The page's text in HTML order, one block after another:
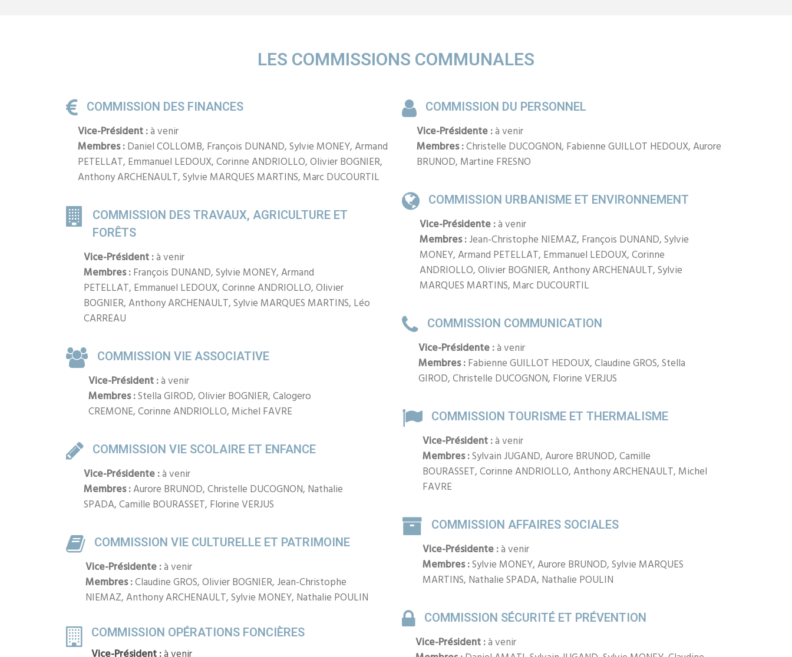
LES COMMISSIONS COMMUNALES
COMMISSION DES FINANCES
Vice-Président :à venir
Membres :Daniel COLLOMB, François DUNAND, Sylvie MONEY, Armand
PETELLAT, Emmanuel LEDOUX, Corinne ANDRIOLLO, Olivier BOGNIER,
Anthony ARCHENAULT, Sylvie MARQUES MARTINS, Marc DUCOURTIL
COMMISSION DES TRAVAUX, AGRICULTURE ET
FORÊTS
Vice-Président :à venir
Membres :François DUNAND, Sylvie MONEY, Armand
PETELLAT, Emmanuel LEDOUX, Corinne ANDRIOLLO, Olivier
BOGNIER, Anthony ARCHENAULT, Sylvie MARQUES MARTINS, Léo
CARREAU
COMMISSION VIE ASSOCIATIVE
Vice-Président :à venir
Membres :Stella GIROD, Olivier BOGNIER, Calogero
CREMONE, Corinne ANDRIOLLO, Michel FAVRE
COMMISSION VIE SCOLAIRE ET ENFANCE
Vice-Présidente :à venir
Membres :Aurore BRUNOD, Christelle DUCOGNON, Nathalie
SPADA, Camille BOURASSET, Florine VERJUS
COMMISSION VIE CULTURELLE ET PATRIMOINE
Vice-Présidente :à venir
Membres :Claudine GROS, Olivier BOGNIER, Jean-Christophe
NIEMAZ, Anthony ARCHENAULT, Sylvie MONEY, Nathalie POULIN
COMMISSION OPÉRATIONS FONCIÈRES
COMMISSION DU PERSONNEL
Vice-Présidente :à venir
Membres :Christelle DUCOGNON, Fabienne GUILLOT HEDOUX, Aurore
BRUNOD, Martine FRESNO
COMMISSION URBANISME ET ENVIRONNEMENT
Vice-Présidente :à venir
Membres :Jean-Christophe NIEMAZ, François DUNAND, Sylvie
MONEY, Armand PETELLAT, Emmanuel LEDOUX, Corinne
ANDRIOLLO, Olivier BOGNIER, Anthony ARCHENAULT, Sylvie
MARQUES MARTINS, Marc DUCOURTIL
COMMISSION COMMUNICATION
Vice-Présidente :à venir
Membres :Fabienne GUILLOT HEDOUX, Claudine GROS, Stella
GIROD, Christelle DUCOGNON, Florine VERJUS
COMMISSION TOURISME ET THERMALISME
Vice-Président :à venir
Membres :Sylvain JUGAND, Aurore BRUNOD, Camille
BOURASSET, Corinne ANDRIOLLO, Anthony ARCHENAULT, Michel
FAVRE
COMMISSION AFFAIRES SOCIALES
Vice-Présidente :à venir
Membres :Sylvie MONEY, Aurore BRUNOD, Sylvie MARQUES
MARTINS, Nathalie SPADA, Nathalie POULIN
COMMISSION SÉCURITÉ ET PRÉVENTION
Vice-Président :à venir